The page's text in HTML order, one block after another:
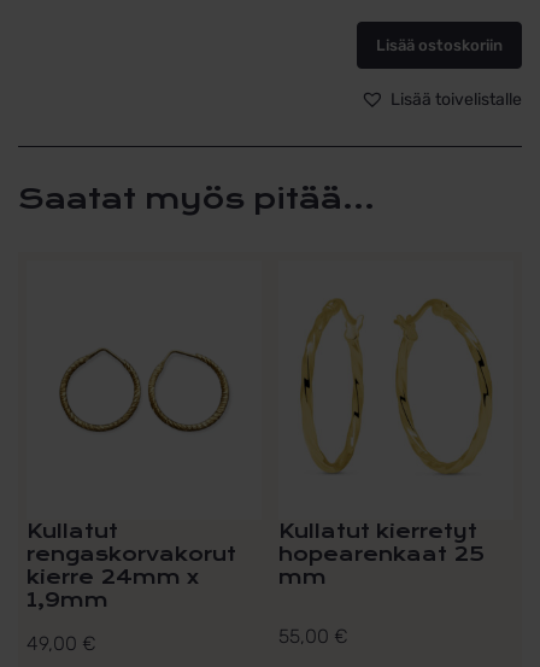
zirkonit,
45
cm
Lisää ostoskoriin
Lisää toivelistalle
Saatat myös pitää...
Kullatut
rengaskorvakorut
kierre 24mm x
1,9mm
49,00 €
Kullatut kierretyt
hopearenkaat 25
mm
55,00 €